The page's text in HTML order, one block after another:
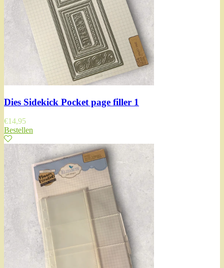
Dies Sidekick Pocket page filler 1
€14,95
Bestellen